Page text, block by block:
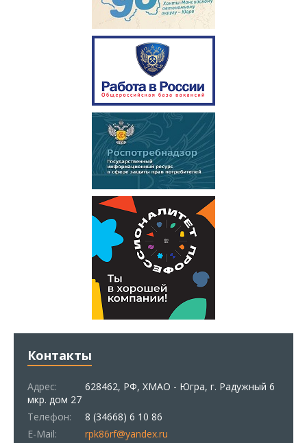
Контакты
Адрес:
628462, РФ, ХМАО - Югра, г. Радужный 6
мкр. дом 27
Телефон:
8 (34668) 6 10 86
E-Mail:
rpk86rf@yandex.ru